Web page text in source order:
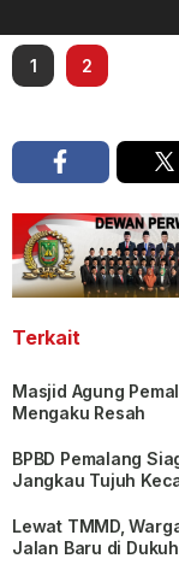
1 2
Terkait
Masjid Agung
Mengaku Resah
BPBD Pemalang
Jangkau Tujuh
Lewat TMMD,
Jalan Baru di